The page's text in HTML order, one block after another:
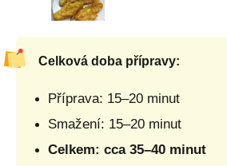
Celková doba přípravy:
Příprava: 15–20 minut
Smažení: 15–20 minut
Celkem: cca 35–40 minut